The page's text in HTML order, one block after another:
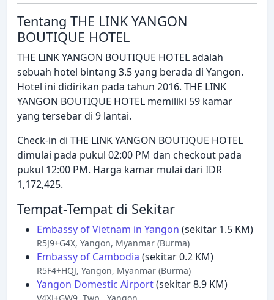
Tentang THE LINK YANGON
BOUTIQUE HOTEL
THE LINK YANGON BOUTIQUE HOTEL adalah
sebuah hotel bintang 3.5 yang berada di Yangon.
Hotel ini didirikan pada tahun 2016. THE LINK
YANGON BOUTIQUE HOTEL memiliki 59 kamar
yang tersebar di 9 lantai.
Check-in di THE LINK YANGON BOUTIQUE HOTEL
dimulai pada pukul 02:00 PM dan checkout pada
pukul 12:00 PM. Harga kamar mulai dari IDR
1,172,425.
Tempat-Tempat di Sekitar
Embassy of Vietnam in Yangon (sekitar 1.5 KM)
R5J9+G4X, Yangon, Myanmar (Burma)
Embassy of Cambodia (sekitar 0.2 KM)
R5F4+HQJ, Yangon, Myanmar (Burma)
Yangon Domestic Airport(sekitar 8.9 KM)